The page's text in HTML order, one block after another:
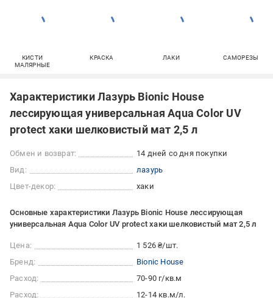
КИСТИ
МАЛЯРНЫЕ
КРАСКА ЛАКИ САМОРЕЗЫ
Характеристики Лазурь Bionic House
лессирующая универсальная Aqua Color UV
protect хаки шелковистый мат 2,5 л
Обмен и возврат:
14 дней со дня покупки
Вид:
лазурь
Цвет-декор:
хаки
Основные характеристики Лазурь Bionic House лессирующая
универсальная Aqua Color UV protect хаки шелковистый мат 2,5 л
Цена:
1 526 ₴/шт.
Бренд:
Bionic House
Расход:
70-90 г/кв.м
Расход:
12-14 кв.м/л.